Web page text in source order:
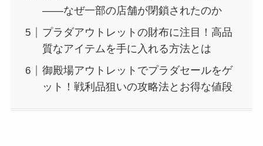
――なぜ一部の店舗が閉鎖されたのか
プラダアウトレットの財布に注目！高品
質なアイテムを手に入れる方法とは
御殿場アウトレットでプラダセールをゲ
ット！戦利品狙いの攻略法とお得な値段